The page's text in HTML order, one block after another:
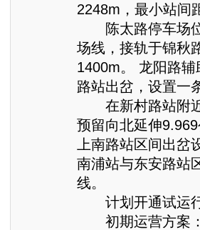
2248m，最小站间
陈太路停车场位
场线，接轨于锦秋
1400m。 龙阳路
路站出岔，设置一
在新村路站附近
预留向北延伸
上南路站区间出
南浦站与东安路站
线。
计划开通试运行
初期运营方案：